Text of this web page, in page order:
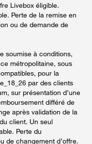
Livebox éligible.
Perte de la remise en
ou de demande de
soumise à conditions,
métropolitaine, sous
pour la
par des clients
sur présentation d’une
différé de
après validation de la
client. Un seul
Perte du
de changement d’offre.